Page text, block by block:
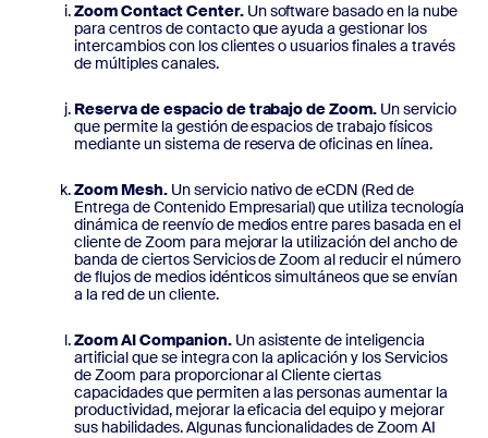
Zoom Contact Center.Un software basado en la nube
para centros de contacto que ayuda a gestionar los
intercambios con los clientes o usuarios finales a través
de múltiples canales.
Reserva de espacio de trabajo de Zoom. Un servicio
que permite la gestión de espacios de trabajo físicos
mediante un sistema de reserva de oficinas en línea.
Zoom Mesh.Un servicio nativo de eCDN (Red de
Entrega de Contenido Empresarial) que utiliza tecnología
dinámica de reenvío de medios entre pares basada en el
cliente de Zoom para mejorar la utilización del ancho de
banda de ciertos Servicios de Zoom al reducir el número
de flujos de medios idénticos simultáneos que se envían
a la red de un cliente.
Zoom AI Companion.Un asistente de inteligencia
artificial que se integra con la aplicación y los Servicios
de Zoom para proporcionar al Cliente ciertas
capacidades que permiten a las personas aumentar la
productividad, mejorar la eficacia del equipo y mejorar
sus habilidades. Algunas funcionalidades de Zoom AI